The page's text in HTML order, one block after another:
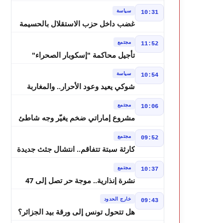
10:31 سياسة
غضب داخل حزب الاستقلال بالحسيمة
الانتخابات التشريعية
11:52 مجتمع
تأجيل محاكمة "إسكوبار الصحراء"
حالة سراح
10:54 سياسة
شوكي يعيد وعود الأحرار.. والمغاربة
10:06 مجتمع
مشروع إماراتي ضخم يغيّر وجه شاطئ
في شتنبر
09:52 مجتمع
كارثة سبتة تتفاقم.. انتشال جثث جديدة
10:37 مجتمع
نشرة إنذارية.. موجة حر تصل إلى 47
09:43 خارج الحدود
هل تتحول تونس إلى ورقة بيد الجزائر؟